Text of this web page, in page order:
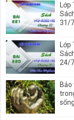
31/
24/
sống